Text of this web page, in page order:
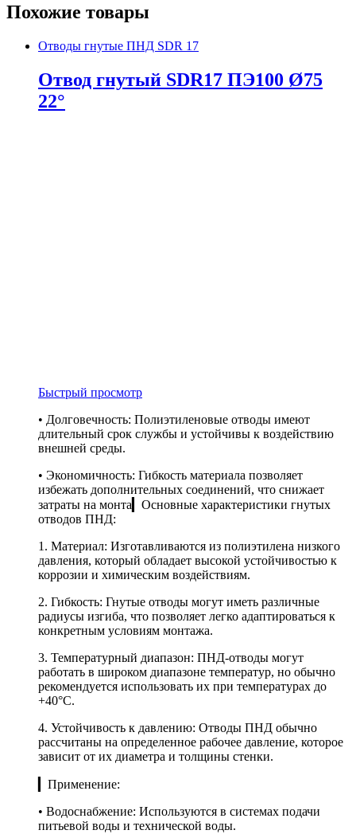
Похожие товары
Отводы гнутые ПНД SDR 17
Отвод гнутый SDR17 ПЭ100 Ø75
22°
Быстрый просмотр
• Долговечность: Полиэтиленовые отводы имеют
длительный срок службы и устойчивы к воздействию
внешней среды.
• Экономичность: Гибкость материала позволяет
избежать дополнительных соединений, что снижает
затраты на монта▎Основные характеристики гнутых
отводов ПНД:
1. Материал: Изготавливаются из полиэтилена низкого
давления, который обладает высокой устойчивостью к
коррозии и химическим воздействиям.
2. Гибкость: Гнутые отводы могут иметь различные
радиусы изгиба, что позволяет легко адаптироваться к
конкретным условиям монтажа.
3. Температурный диапазон: ПНД-отводы могут
работать в широком диапазоне температур, но обычно
рекомендуется использовать их при температурах до
+40°C.
4. Устойчивость к давлению: Отводы ПНД обычно
рассчитаны на определенное рабочее давление, которое
зависит от их диаметра и толщины стенки.
▎Применение:
• Водоснабжение: Используются в системах подачи
питьевой воды и технической воды.